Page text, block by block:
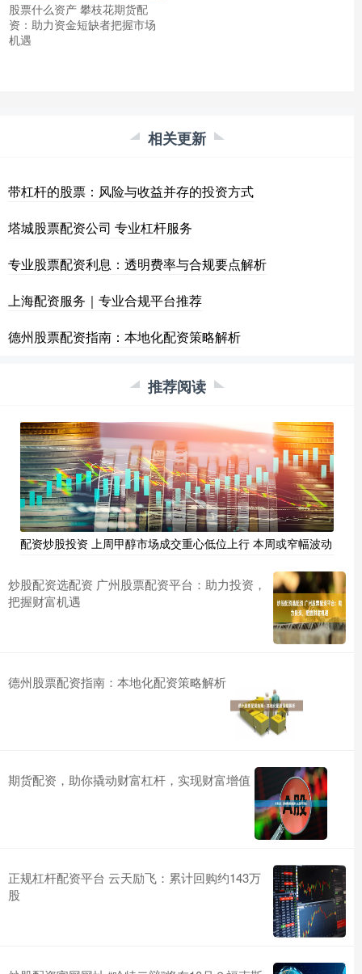
股票什么资产 攀枝花期货配
资：助力资金短缺者把握市场
机遇
相关更新
带杠杆的股票：风险与收益并存的投资方式
塔城股票配资公司 专业杠杆服务
专业股票配资利息：透明费率与合规要点解析
上海配资服务｜专业合规平台推荐
德州股票配资指南：本地化配资策略解析
推荐阅读
配资炒股投资 上周甲醇市场成交重心低位上行 本周或窄幅波动
炒股配资选配资 广州股票配资平台：助力投资，
把握财富机遇
德州股票配资指南：本地化配资策略解析
期货配资，助你撬动财富杠杆，实现财富增值
正规杠杆配资平台 云天励飞：累计回购约143万
股